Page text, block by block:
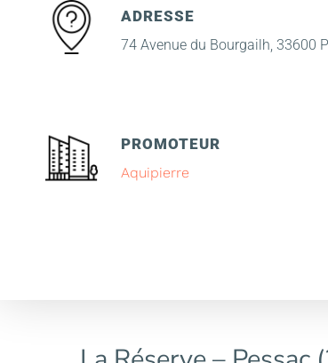
ADRESSE
74 Avenue du Bourgailh, 33600
PROMOTEUR
Aquipierre